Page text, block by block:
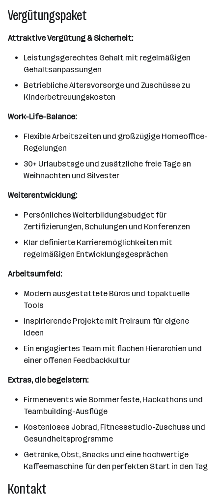
Vergütungspaket
Attraktive Vergütung & Sicherheit:
Leistungsgerechtes Gehalt mit regelmäßigen
Gehaltsanpassungen
Betriebliche Altersvorsorge und Zuschüsse zu
Kinderbetreuungskosten
Work-Life-Balance:
Flexible Arbeitszeiten und großzügige Homeoffice-
Regelungen
30+ Urlaubstage und zusätzliche freie Tage an
Weihnachten und Silvester
Weiterentwicklung:
Persönliches Weiterbildungsbudget für
Zertifizierungen, Schulungen und Konferenzen
Klar definierte Karrieremöglichkeiten mit
regelmäßigen Entwicklungsgesprächen
Arbeitsumfeld:
Modern ausgestattete Büros und topaktuelle
Tools
Inspirierende Projekte mit Freiraum für eigene
Ideen
Ein engagiertes Team mit flachen Hierarchien und
einer offenen Feedbackkultur
Extras, die begeistern:
Firmenevents wie Sommerfeste, Hackathons und
Teambuilding-Ausflüge
Kostenloses Jobrad, Fitnessstudio-Zuschuss und
Gesundheitsprogramme
Getränke, Obst, Snacks und eine hochwertige
Kaffeemaschine für den perfekten Start in den Tag
Kontakt